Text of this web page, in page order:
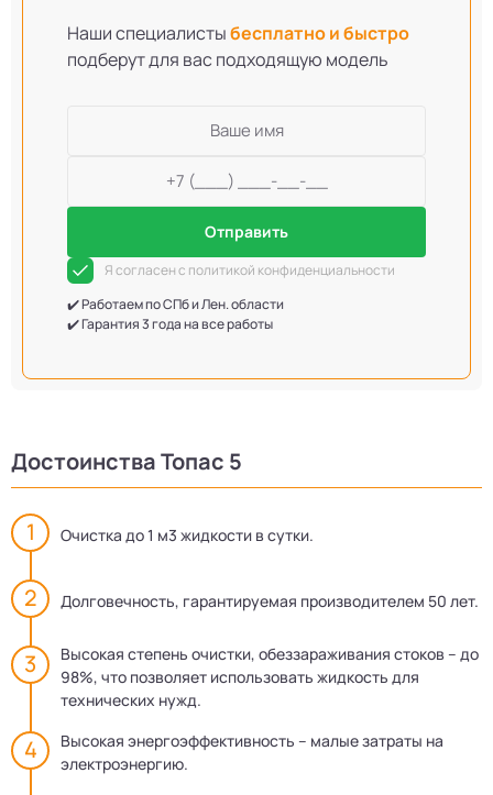
Наши специалистыбесплатно и быстро
подберут для вас подходящую модель
Отправить
Я согласен с политикой конфиденциальности
✔️ Работаем по СПб и Лен. области
✔️ Гарантия 3 года на все работы
Достоинства Топас 5
Очистка до 1 м3 жидкости в сутки.
Долговечность, гарантируемая производителем 50 лет.
Высокая степень очистки, обеззараживания стоков – до
98%, что позволяет использовать жидкость для
технических нужд.
Высокая энергоэффективность – малые затраты на
электроэнергию.